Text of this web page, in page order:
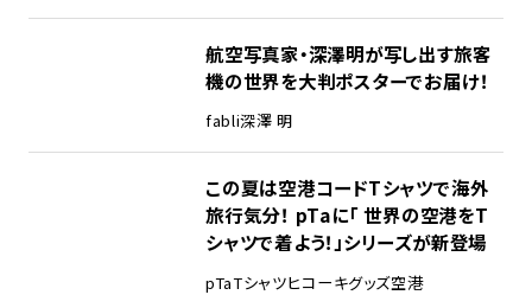
航空写真家・深澤明が写し出す旅客
機の世界を大判ポスターでお届け！
fabli深澤 明
この夏は空港コードTシャツで海外
旅行気分！ pTaに「 世界の空港をT
シャツで着よう！」シリーズが新登場
pTaTシャツヒコーキグッズ空港